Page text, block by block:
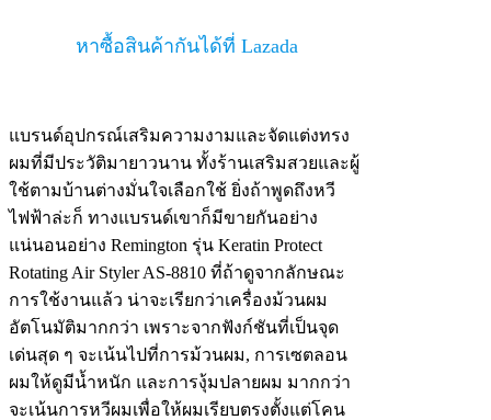
หาซื้อสินค้ากันได้ที่ Lazada
แบรนด์อุปกรณ์เสริมความงามและจัดแต่งทรง
ผมที่มีประวัติมายาวนาน ทั้งร้านเสริมสวยและผู้
ใช้ตามบ้านต่างมั่นใจเลือกใช้ ยิ่งถ้าพูดถึงหวี
ไฟฟ้าล่ะก็ ทางแบรนด์เขาก็มีขายกันอย่าง
แน่นอนอย่าง Remington รุ่น Keratin Protect
Rotating Air Styler AS-8810 ที่ถ้าดูจากลักษณะ
การใช้งานแล้ว น่าจะเรียกว่าเครื่องม้วนผม
อัตโนมัติมากกว่า เพราะจากฟังก์ชันที่เป็นจุด
เด่นสุด ๆ จะเน้นไปที่การม้วนผม, การเซตลอน
ผมให้ดูมีน้ำหนัก และการงุ้มปลายผม มากกว่า
จะเน้นการหวีผมเพื่อให้ผมเรียบตรงตั้งแต่โคน